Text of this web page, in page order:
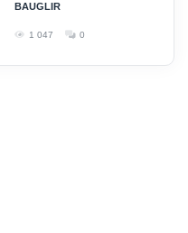
BAUGLIR
1 047 0